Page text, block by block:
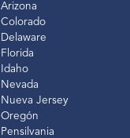
Arizona
Colorado
Delaware
Florida
Idaho
Nevada
Nueva Jersey
Oregón
Pensilvania